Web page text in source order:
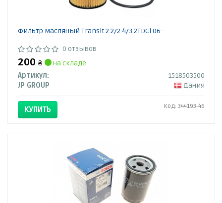
Фильтр масляный Transit 2.2/2.4/3.2TDCi 06-
0 отзывов
200 ₴
на складе
Артикул:
1518503500
JP GROUP
Дания
КУПИТЬ Код: 344193-46